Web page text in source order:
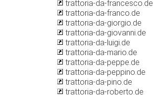
trattoria-da-francesco.de
trattoria-da-franco.de
trattoria-da-giorgio.de
trattoria-da-giovanni.de
trattoria-da-luigi.de
trattoria-da-mario.de
trattoria-da-peppe.de
trattoria-da-peppino.de
trattoria-da-pino.de
trattoria-da-roberto.de